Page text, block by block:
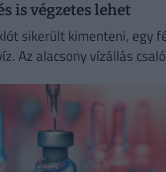
is végzetes lehet
sikerült kimenteni, egy
Az alacsony vízállás